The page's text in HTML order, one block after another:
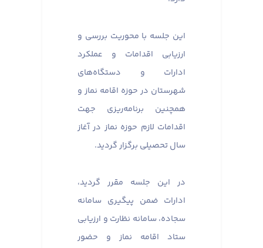
این جلسه با محوریت بررسی و
ارزیابی اقدامات و عملکرد
ادارات و دستگاه‌های
شهرستان در حوزه اقامه نماز و
همچنین برنامه‌ریزی جهت
اقدامات لازم حوزه نماز در آغاز
سال تحصیلی برگزار گردید.
در این جلسه مقرر گردید،
ادارات ضمن پیگیری سامانه
سجاده، سامانه نظارت و ارزیابی
ستاد اقامه نماز و حضور